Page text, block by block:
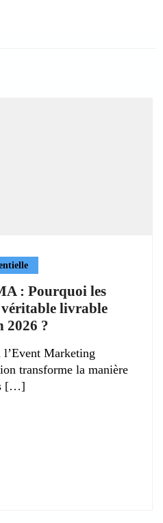
: Pourquoi les
livrable
2026 ?
Marketing
transforme la manière